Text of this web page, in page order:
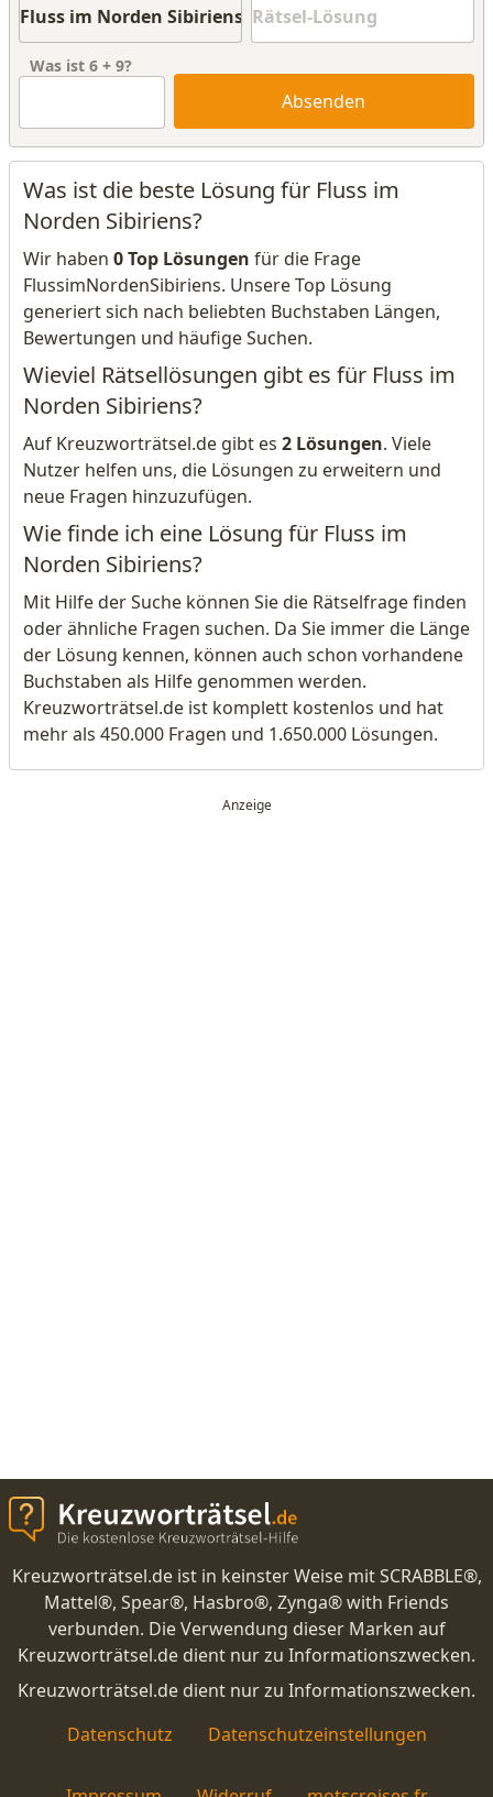
Was ist 6 + 9?
Absenden
Was ist die beste Lösung für Fluss im
Norden Sibiriens?
Wir haben 0 Top Lösungen für die Frage
FlussimNordenSibiriens. Unsere Top Lösung
generiert sich nach beliebten Buchstaben Längen,
Bewertungen und häufige Suchen.
Wieviel Rätsellösungen gibt es für Fluss im
Norden Sibiriens?
Auf Kreuzworträtsel.de gibt es 2 Lösungen. Viele
Nutzer helfen uns, die Lösungen zu erweitern und
neue Fragen hinzuzufügen.
Wie finde ich eine Lösung für Fluss im
Norden Sibiriens?
Mit Hilfe der Suche können Sie die Rätselfrage finden
oder ähnliche Fragen suchen. Da Sie immer die Länge
der Lösung kennen, können auch schon vorhandene
Buchstaben als Hilfe genommen werden.
Kreuzworträtsel.de ist komplett kostenlos und hat
mehr als 450.000 Fragen und 1.650.000 Lösungen.
Kreuzworträtsel.de ist in keinster Weise mit SCRABBLE®,
Mattel®, Spear®, Hasbro®, Zynga® with Friends
verbunden. Die Verwendung dieser Marken auf
Kreuzworträtsel.de dient nur zu Informationszwecken.
Kreuzworträtsel.de dient nur zu Informationszwecken.
Datenschutz
Datenschutzeinstellungen